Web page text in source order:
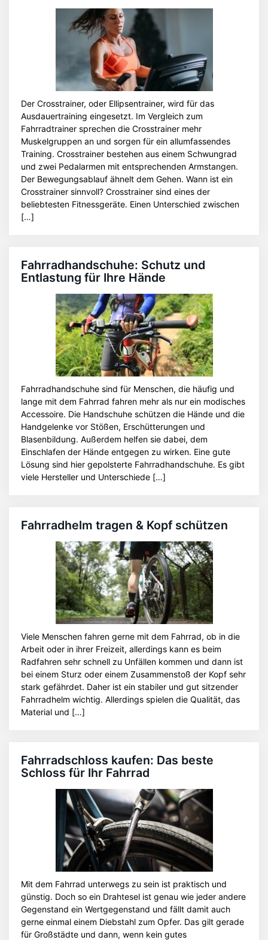
Der Crosstrainer, oder Ellipsentrainer, wird für das
Ausdauertraining eingesetzt. Im Vergleich zum
Fahrradtrainer sprechen die Crosstrainer mehr
Muskelgruppen an und sorgen für ein allumfassendes
Training. Crosstrainer bestehen aus einem Schwungrad
und zwei Pedalarmen mit entsprechenden Armstangen.
Der Bewegungsablauf ähnelt dem Gehen. Wann ist ein
Crosstrainer sinnvoll? Crosstrainer sind eines der
beliebtesten Fitnessgeräte. Einen Unterschied zwischen
[…]
Fahrradhandschuhe: Schutz und
Entlastung für Ihre Hände
Fahrradhandschuhe sind für Menschen, die häufig und
lange mit dem Fahrrad fahren mehr als nur ein modisches
Accessoire. Die Handschuhe schützen die Hände und die
Handgelenke vor Stößen, Erschütterungen und
Blasenbildung. Außerdem helfen sie dabei, dem
Einschlafen der Hände entgegen zu wirken. Eine gute
Lösung sind hier gepolsterte Fahrradhandschuhe. Es gibt
viele Hersteller und Unterschiede […]
Fahrradhelm tragen & Kopf schützen
Viele Menschen fahren gerne mit dem Fahrrad, ob in die
Arbeit oder in ihrer Freizeit, allerdings kann es beim
Radfahren sehr schnell zu Unfällen kommen und dann ist
bei einem Sturz oder einem Zusammenstoß der Kopf sehr
stark gefährdet. Daher ist ein stabiler und gut sitzender
Fahrradhelm wichtig. Allerdings spielen die Qualität, das
Material und […]
Fahrradschloss kaufen: Das beste
Schloss für Ihr Fahrrad
Mit dem Fahrrad unterwegs zu sein ist praktisch und
günstig. Doch so ein Drahtesel ist genau wie jeder andere
Gegenstand ein Wertgegenstand und fällt damit auch
gerne einmal einem Diebstahl zum Opfer. Das gilt gerade
für Großstädte und dann, wenn kein gutes